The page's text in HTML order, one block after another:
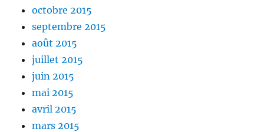
octobre 2015
septembre 2015
août 2015
juillet 2015
juin 2015
mai 2015
avril 2015
mars 2015